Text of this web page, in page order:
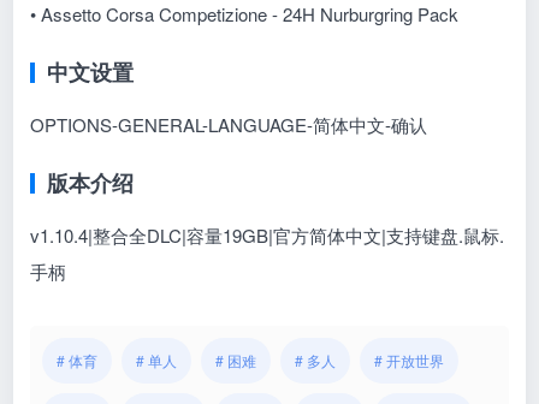
• Assetto Corsa Competizione - 24H Nurburgring Pack
中文设置
OPTIONS-GENERAL-LANGUAGE-简体中文-确认
版本介绍
v1.10.4|整合全DLC|容量19GB|官方简体中文|支持键盘.鼠标.
手柄
# 体育 # 单人 # 困难 # 多人 # 开放世界